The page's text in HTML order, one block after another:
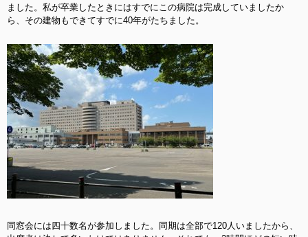
ました。私が卒業したときにはすでにこの病院は完成していましたか
ら、その建物もできてすでに40年がたちました。
同窓会には四十数名が参加しました。同期は全部で120人いましたから、